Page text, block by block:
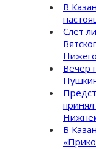
В
Слет
Вечер
В